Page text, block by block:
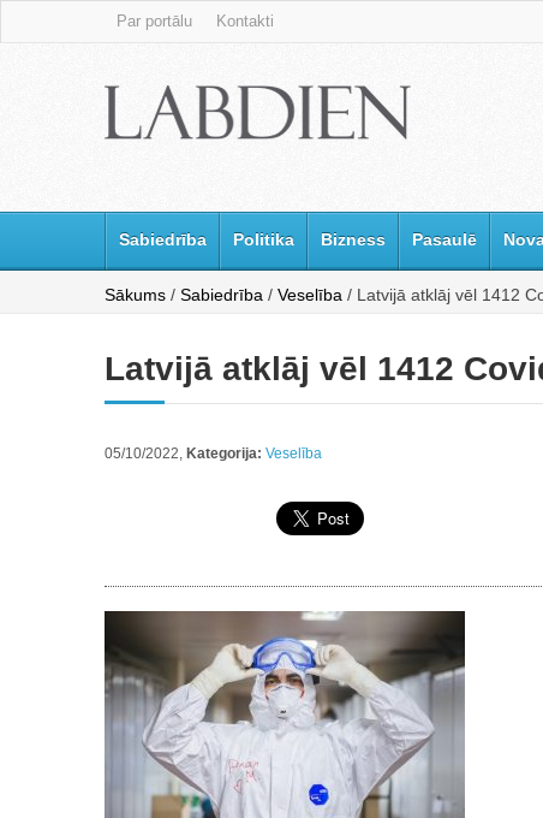
Par portālu Kontakti
Sabiedrība Politika Bizness Pasaulē
Sākums / Sabiedrība / Veselība / Latvijā atklāj vēl 1412
Latvijā atklāj vēl 1412
05/10/2022, Kategorija: Veselība